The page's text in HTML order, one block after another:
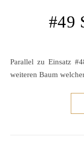
#49
Parallel zu Einsatz #48, erhielten wir die Meldung über einen
weiteren Baum